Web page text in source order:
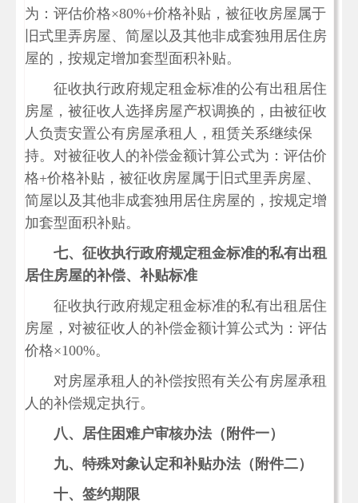
为：评估价格×80%+价格补贴，被征收房屋属于
旧式里弄房屋、简屋以及其他非成套独用居住房
屋的，按规定增加套型面积补贴。
征收执行政府规定租金标准的公有出租居住
房屋，被征收人选择房屋产权调换的，由被征收
人负责安置公有房屋承租人，租赁关系继续保
持。对被征收人的补偿金额计算公式为：评估价
格+价格补贴，被征收房屋属于旧式里弄房屋、
简屋以及其他非成套独用居住房屋的，按规定增
加套型面积补贴。
七、征收执行政府规定租金标准的私有出租
居住房屋的补偿、补贴标准
征收执行政府规定租金标准的私有出租居住
房屋，对被征收人的补偿金额计算公式为：评估
价格×100%。
对房屋承租人的补偿按照有关公有房屋承租
人的补偿规定执行。
八、居住困难户审核办法（附件一）
九、特殊对象认定和补贴办法（附件二）
十、签约期限